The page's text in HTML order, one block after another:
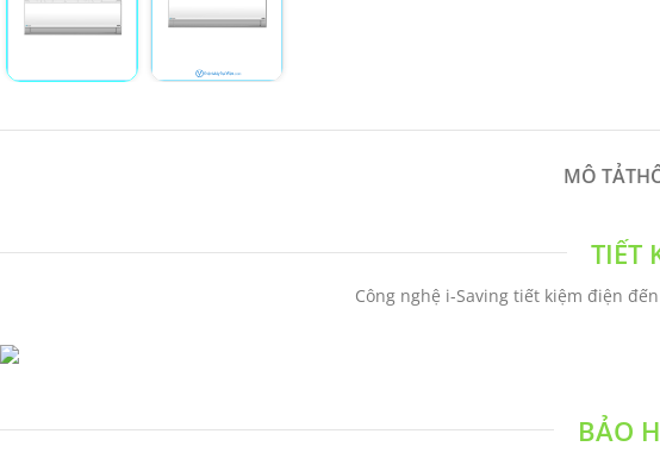
MÔ TẢ
TIẾT
Công nghệ i-Saving tiết kiệm điện
BẢO